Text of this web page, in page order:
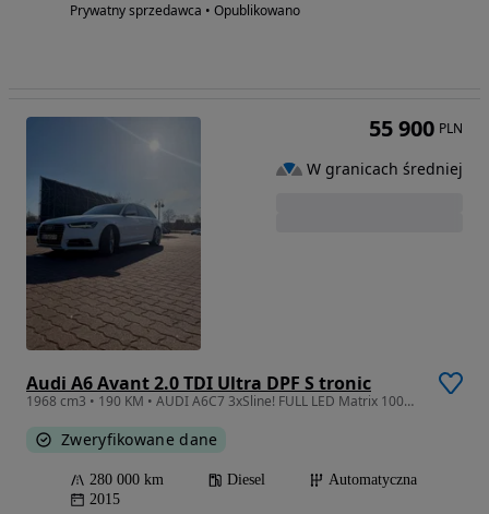
Prywatny sprzedawca • Opublikowano
Audi A6 Avant 2.0 TDI Ultra DPF S tronic
1968 cm3 • 190 KM • AUDI A6C7 3xSline! FULL LED Matrix 100% oryginał
Zweryfikowane dane
280 000 km Diesel
Automatyczna
2015
55 900 PLN
W granicach średniej